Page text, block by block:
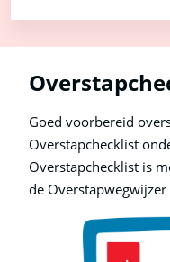
Goed voorbereid
Overstapchecklist
Overstapchecklist is
de